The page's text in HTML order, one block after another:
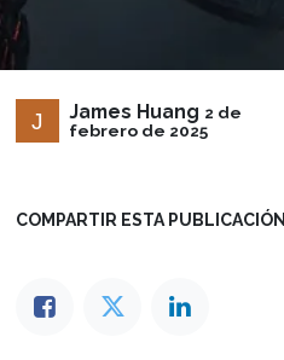
James Huang 2 de
febrero de 2025
COMPARTIR ESTA PUBLICACIÓN